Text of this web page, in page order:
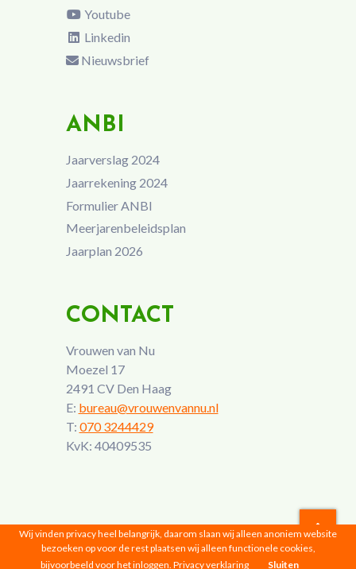
Youtube
Linkedin
Nieuwsbrief
ANBI
Jaarverslag 2024
Jaarrekening 2024
Formulier ANBI
Meerjarenbeleidsplan
Jaarplan 2026
CONTACT
Vrouwen van Nu
Moezel 17
2491 CV Den Haag
E: bureau@vrouwenvannu.nl
T: 070 3244429
KvK: 40409535
Vrouwen van Nu © 2026 |Privacyverklaring
Wij vinden privacy heel belangrijk, daarom slaan wij alleen anoniem website
bezoeken op voor de rest plaatsen wij alleen functionele cookies,
bijvoorbeeld voor het inloggen. Privacy verklaring Sluiten